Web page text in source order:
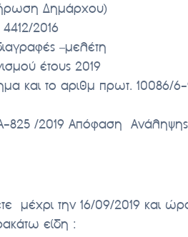
Δημάρχου)
4412/2016
–μελέτη
έτους 2019
και το αριθμ πρωτ. 10086/
825 /2019 Απόφαση
μέχρι την 16/09/2019 και
είδη :